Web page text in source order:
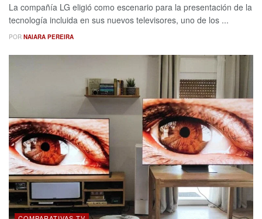
La compañía LG eligió como escenario para la presentación de la
tecnología incluida en sus nuevos televisores, uno de los ...
POR NAIARA PEREIRA